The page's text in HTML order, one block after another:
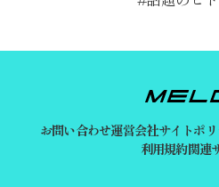
お問い合わせ運営会社サイトポ
利用規約関連